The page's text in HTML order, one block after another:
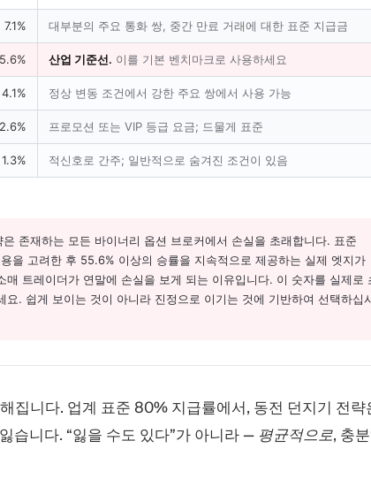
7.1% 대부분의 주요 통화 쌍, 중간 만료 거래에 대한 표준 지급금
5.6% 산업 기준선. 이를 기본 벤치마크로 사용하세요
4.1% 정상 변동 조건에서 강한 주요 쌍에서 사용 가능
2.6% 프로모션 또는 VIP 등급 요금; 드물게 표준
1.3% 적신호로 간주; 일반적으로 숨겨진 조건이 있음
존재하는 모든 바이너리 옵션 브로커에서 손실을 초래합니다. 표준
을 고려한 후 55.6% 이상의 승률을 지속적으로 제공하는 실제 엣지가
트레이더가 연말에 손실을 보게 되는 이유입니다. 이 숫자를 실제로
. 쉽게 보이는 것이 아니라 진정으로 이기는 것에 기반하여 선택하십
집니다. 업계 표준 80% 지급률에서, 동전 던지기 전략
습니다. “잃을 수도 있다”가 아니라 — 평균적으로, 충